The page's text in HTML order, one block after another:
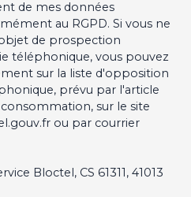
de mes données
au RGPD. Si vous ne
de prospection
téléphonique, vous pouvez
sur la liste d'opposition
prévu par l'article
consommation, sur le site
ou par courrier
Bloctel, CS 61311, 41013